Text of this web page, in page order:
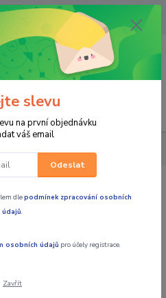
0,00 CZK
telefon (160x 90x20 mm)
telefon (160x
slevu
na první objednávku
váš email
Odeslat
dlepodmínek zpracování osobních
údajů.
osobních údajů pro účely registrace.
Zavřít